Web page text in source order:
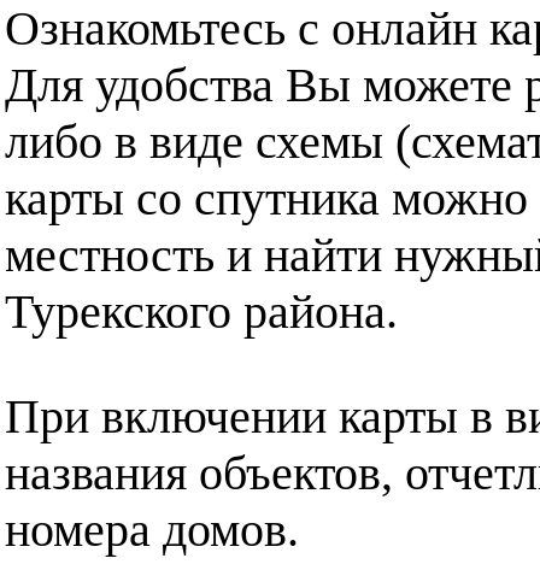
Ознакомьтесь с онлайн
Для удобства Вы можете
либо в виде схемы
карты со спутника можно
местность и найти
Турекского района.
При включении карты в
названия объектов,
номера домов.